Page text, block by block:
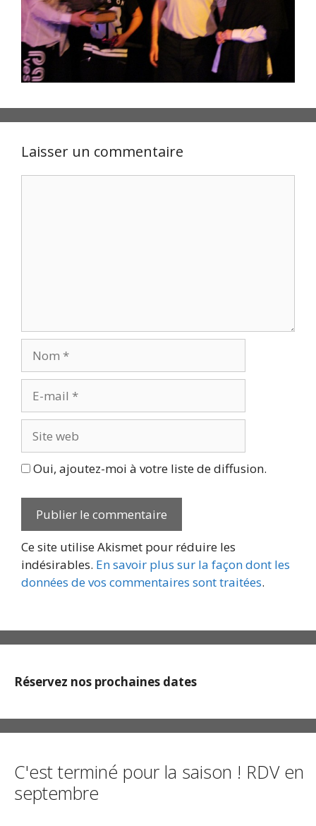
Laisser un commentaire
mail
web
Oui, ajoutez-moi à votre liste de diffusion.
Ce site utilise Akismet pour réduire les
indésirables. En savoir plus sur la façon dont les
données de vos commentaires sont traitées.
Réservez nos prochaines dates
C'est terminé pour la saison ! RDV en
septembre